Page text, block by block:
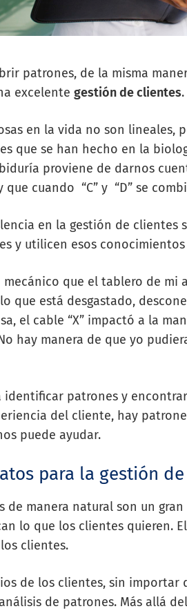
patrones, de la misma
excelente gestión de clientes.
en la vida no son lineales,
que se han hecho en la
proviene de darnos
que cuando “C” y “D” se
en la gestión de clientes
y utilicen esos conocimientos
mecánico que el tablero de
que está desgastado,
el cable “X” impactó a la
hay manera de que yo
patrones y
del cliente, hay
puede ayudar.
para la gestión
de manera natural son un
lo que los clientes quieren.
clientes.
de los clientes, sin importar
de patrones. Más allá